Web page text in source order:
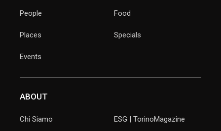
People
Places
Events
Food
Specials
ABOUT
Chi Siamo ESG | TorinoMagazine